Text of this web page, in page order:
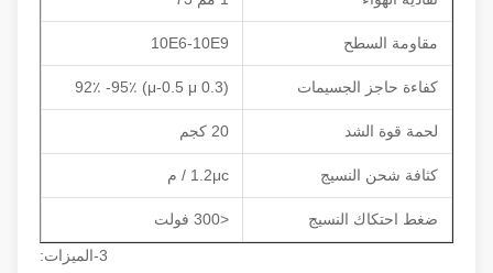
مقاومة السطح 10E6-10E9
كفاءة حاجز الجسيمات
لحمة قوة الشد
كثافة شحن النسيج 1.2μc / م
ضغط احتكاك النسيج